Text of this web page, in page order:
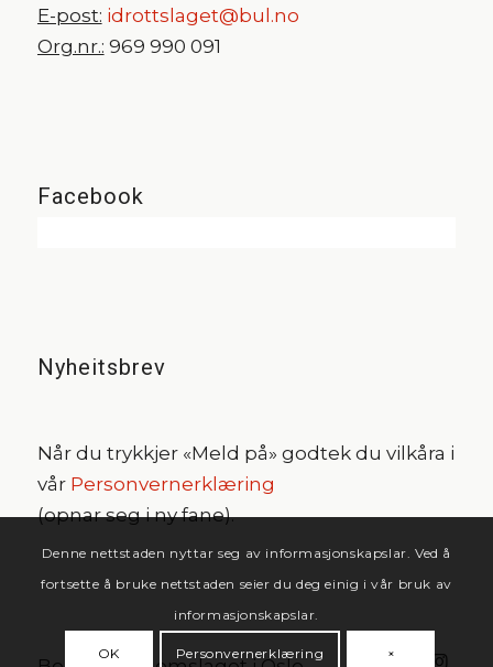
E-post: idrottslaget@bul.no
Org.nr.: 969 990 091
Facebook
Nyheitsbrev
Når du trykkjer «Meld på» godtek du vilkåra i
vår Personvernerklæring
(opnar seg i ny fane).
Denne nettstaden nyttar seg av informasjonskapslar. Ved å
fortsette å bruke nettstaden seier du deg einig i vår bruk av
informasjonskapslar.
OK Personvernerklæring ×